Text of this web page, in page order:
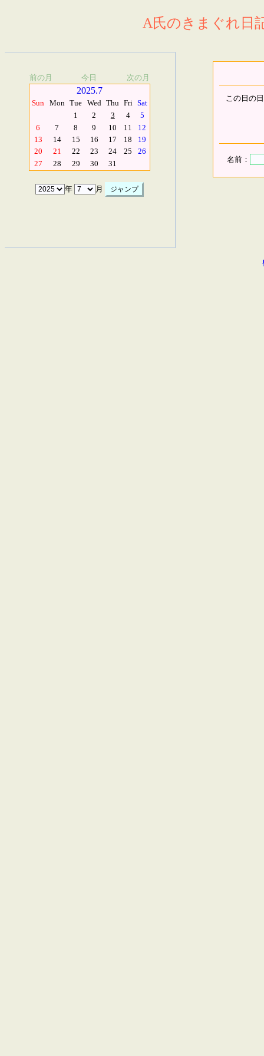
A氏のきまぐれ日
前の月 今日 次の月
2025.7
Sun Mon Tue Wed Thu Fri Sat
1
2 3 4
5
6
7 8 9 10 11
12
13
14 15 16 17 18
19
20
21 22 23 24 25
26
27
28 29 30 31
年 月
この日の
名前：